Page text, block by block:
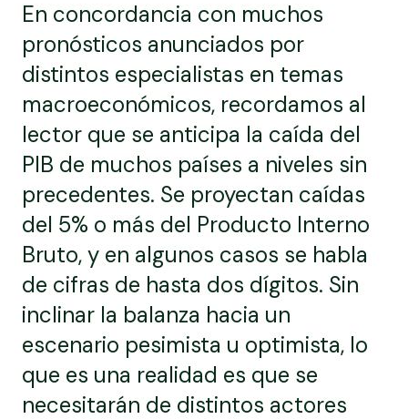
En concordancia con muchos
pronósticos anunciados por
distintos especialistas en temas
macroeconómicos, recordamos al
lector que se anticipa la caída del
PIB de muchos países a niveles sin
precedentes. Se proyectan caídas
del 5% o más del Producto Interno
Bruto, y en algunos casos se habla
de cifras de hasta dos dígitos. Sin
inclinar la balanza hacia un
escenario pesimista u optimista, lo
que es una realidad es que se
necesitarán de distintos actores